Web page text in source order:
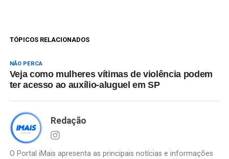
TÓPICOS RELACIONADOS
NÃO PERCA
Veja como mulheres vítimas de violência podem
ter acesso ao auxílio-aluguel em SP
Redação
O Portal iMais apresenta as principais notícias e informações